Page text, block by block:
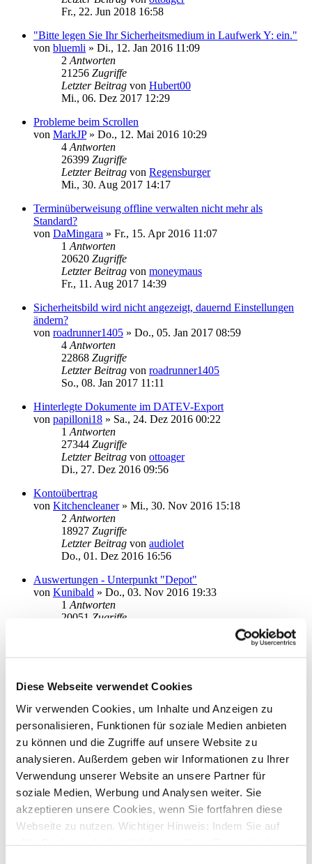
Diese Webseite verwendet Cookies
Wir verwenden Cookies, um Inhalte und Anzeigen zu
personalisieren, Funktionen für soziale Medien anbieten
zu können und die Zugriffe auf unsere Website zu
analysieren. Außerdem geben wir Informationen zu Ihrer
Verwendung unserer Website an unsere Partner für
soziale Medien, Werbung und Analysen weiter. Sie
akzeptieren unsere Cookies, wenn Sie fortfahren diese
Webseite zu nutzen. Wichtiger Hinweis: Indem Sie auf
Fr., 22. Jun 2018 16:58
"Bitte legen Sie Ihr Sicherheitsmedium in Laufwerk Y: ein."
von bluemli » Di., 12. Jan 2016 11:09
2 Antworten
21256 Zugriffe
Letzter Beitrag von Hubert00
Mi., 06. Dez 2017 12:29
Probleme beim Scrollen
von MarkJP» Do., 12. Mai 2016 10:29
4 Antworten
26399 Zugriffe
Letzter Beitrag von Regensburger
Mi., 30. Aug 2017 14:17
Terminüberweisung offline verwalten nicht mehr als
Standard?
von DaMingara » Fr., 15. Apr 2016 11:07
1 Antworten
20620 Zugriffe
Letzter Beitrag von moneymaus
Fr., 11. Aug 2017 14:39
Sicherheitsbild wird nicht angezeigt, dauernd Einstellungen
ändern?
von roadrunner1405 » Do., 05. Jan 2017 08:59
4 Antworten
22868 Zugriffe
Letzter Beitrag von roadrunner1405
So., 08. Jan 2017 11:11
Hinterlegte Dokumente im DATEV-Export
von papilloni18 » Sa., 24. Dez 2016 00:22
1 Antworten
27344 Zugriffe
Letzter Beitrag von ottoager
Di., 27. Dez 2016 09:56
Kontoübertrag
von Kitchencleaner» Mi., 30. Nov 2016 15:18
2 Antworten
18927 Zugriffe
Letzter Beitrag von audiolet
Do., 01. Dez 2016 16:56
Auswertungen - Unterpunkt "Depot"
von Kunibald » Do., 03. Nov 2016 19:33
1 Antworten
20051 Zugriffe
2Antworten
24074 Zugriffe
Letzter Beitragvonkasy
Di., 08. Mär 2016 10:34
Export der Adressdatei mit IBAN und BIC
vontnohol »Mi., 16. Dez 2015 14:11
0Antworten
19485 Zugriffe
Letzter Beitrag
von
Mi., 16. Dez 2015 14:11